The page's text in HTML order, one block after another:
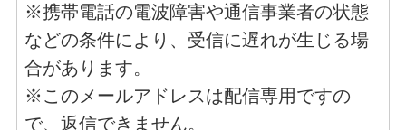
※携帯電話の電波障害や通信事業者の状態
などの条件により、受信に遅れが生じる場
合があります。
※このメールアドレスは配信専用ですの
で、返信できません。